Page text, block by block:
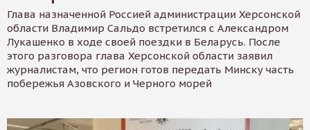
Глава назначенной Россией администрации Херсонской
области Владимир Сальдо встретился с Александром
Лукашенко в ходе своей поездки в Беларусь. После
этого разговора глава Херсонской области заявил
журналистам, что регион готов передать Минску часть
побережья Азовского и Черного морей